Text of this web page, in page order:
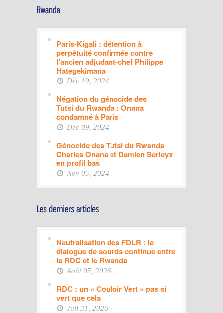
Paris-Kigali : détention à
perpétuité confirmée contre
l’ancien adjudant-chef Philippe
Hategekimana
Déc 19, 2024
Négation du génocide des
Tutsi du Rwanda : Onana
condamné à Paris
Déc 09, 2024
Génocide des Tutsi du Rwanda
Charles Onana et Damien Serieyx
en profil bas
Nov 05, 2024
Neutralisation des FDLR : le
dialogue de sourds continue entre
la RDC et le Rwanda
Août 05, 2026
RDC : un « Couloir Vert » pas si
vert que cela
Juil 31, 2026